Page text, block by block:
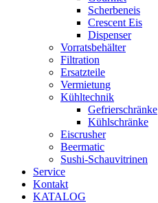
Scherbeneis
Crescent Eis
Dispenser
Vorratsbehälter
Filtration
Ersatzteile
Vermietung
Kühltechnik
Gefrierschränke
Kühlschränke
Eiscrusher
Beermatic
Sushi-Schauvitrinen
Service
Kontakt
KATALOG